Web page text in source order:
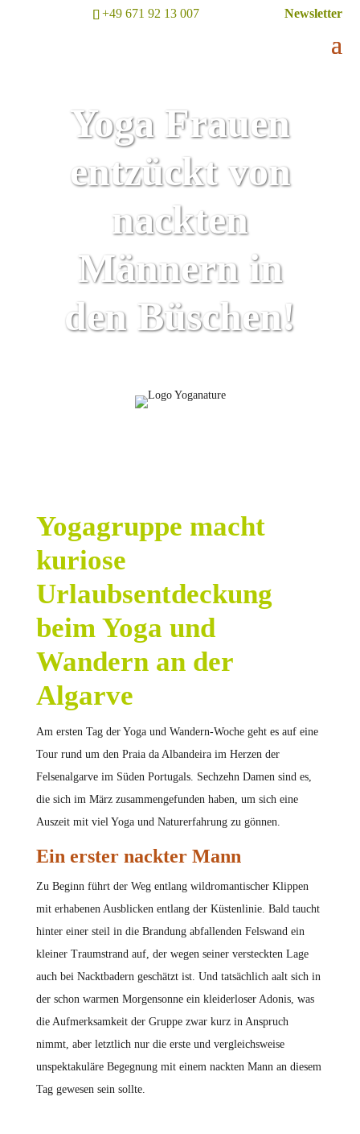
+49 671 92 13 007 Newsletter
Yoga Frauen
entzückt von
nackten
Männern in
den Büschen!
Yogagruppe macht
kuriose
Urlaubsentdeckung
beim Yoga und
Wandern an der
Algarve
Am ersten Tag der Yoga und Wandern-Woche geht es auf eine
Tour rund um den Praia da Albandeira im Herzen der
Felsenalgarve im Süden Portugals. Sechzehn Damen sind es,
die sich im März zusammengefunden haben, um sich eine
Auszeit mit viel Yoga und Naturerfahrung zu gönnen.
Ein erster nackter Mann
Zu Beginn führt der Weg entlang wildromantischer Klippen
mit erhabenen Ausblicken entlang der Küstenlinie. Bald taucht
hinter einer steil in die Brandung abfallenden Felswand ein
kleiner Traumstrand auf, der wegen seiner versteckten Lage
auch bei Nacktbadern geschätzt ist. Und tatsächlich aalt sich in
der schon warmen Morgensonne ein kleiderloser Adonis, was
die Aufmerksamkeit der Gruppe zwar kurz in Anspruch
nimmt, aber letztlich nur die erste und vergleichsweise
unspektakuläre Begegnung mit einem nackten Mann an diesem
Tag gewesen sein sollte.